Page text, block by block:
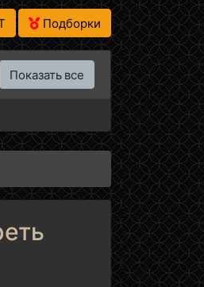
Подборки
Показать все